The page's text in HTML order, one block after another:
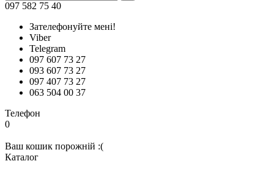
097 582 75 40
Зателефонуйте мені!
Viber
Telegram
097 607 73 27
093 607 73 27
097 407 73 27
063 504 00 37
Телефон
0
Ваш кошик порожній :(
Каталог